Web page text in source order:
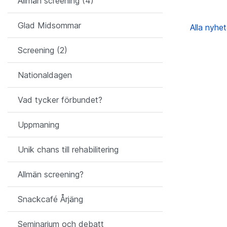
Glad Midsommar
Screening (2)
Nationaldagen
Vad tycker förbundet?
Uppmaning
Unik chans till rehabilitering
Allmän screening?
Snackcafé Årjäng
Seminarium och debatt
Alla